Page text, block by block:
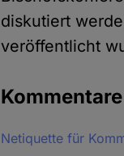
diskutiert
veröffentlicht
Kommentare
Netiquette für